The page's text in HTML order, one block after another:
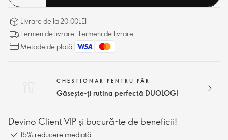
Livrare de la 20,00LEI
Termen de livrare: Termeni de livrare
Metode de plată:
CHESTIONAR PENTRU PĂR
Găsește-ți rutina perfectă DUOLOGI
Devino Client VIP și bucură-te de beneficii!
15% reducere imediată.